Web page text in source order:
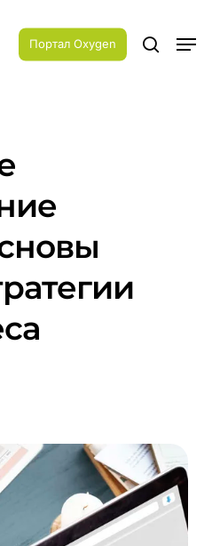
Портал Oxygen search